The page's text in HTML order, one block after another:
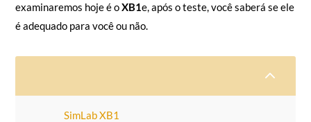
examinaremos hoje é oXB1e, após o teste, você saberá se ele
é adequado para você ou não.
2
SimLab XB1